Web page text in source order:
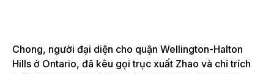
Chong, người đại diện cho quận Wellington-Halton
Hills ở Ontario, đã kêu gọi trục xuất Zhao và chỉ trích